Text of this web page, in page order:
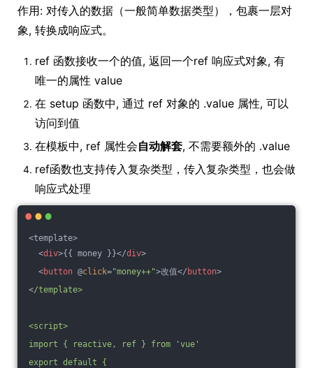
作用: 对传入的数据（一般简单数据类型），包裹一层对
象, 转换成响应式。
ref 函数接收一个的值, 返回一个ref 响应式对象, 有
唯一的属性 value
在 setup 函数中, 通过 ref 对象的 .value 属性, 可以
访问到值
在模板中, ref 属性会自动解套, 不需要额外的 .value
ref函数也支持传入复杂类型，传入复杂类型，也会做
响应式处理
<template>
<div>{{ money }}</div>
<button @click="money++">改值</ button>
</template>
<script>
import { reactive, ref } from 'vue'
export default {